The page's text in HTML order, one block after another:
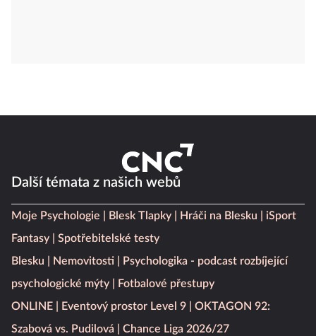
Další témata z našich webů
Moje Psychologie Blesk Tlapky Hráči na Blesku
iSport
Fantasy
Spotřebitelské testy
Blesku
Nemovitosti
Psychologika - podcast rozbíjející
psychologické mýty
Fotbalové přestupy
ONLINE
Eventový prostor Level 9
OKTAGON 92:
Szabová vs. Pudilová
Chance Liga 2026/27